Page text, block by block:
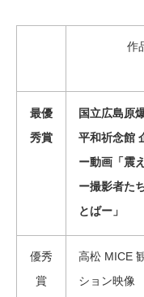
作
最優
秀賞
国立広島原
平和祈念館
ー動画「震
ー撮影者た
とばー」
優秀
賞
高松 MICE
ション映像